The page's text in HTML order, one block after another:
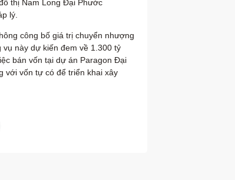
thị Nam Long Đại Phước
lý.
công bố giá trị chuyển nhượng
này dự kiến đem về 1.300 tỷ
bán vốn tại dự án Paragon Đại
với vốn tự có để triển khai xây